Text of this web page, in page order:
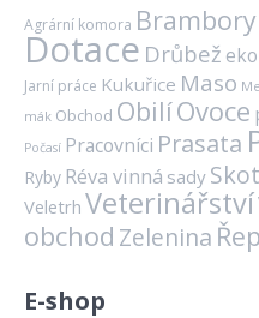
Agrární komora Brambory
Dotace Drůbež
Jarní práce Kukuřice Maso
mák Obchod ObilíOvoce
Počasí Pracovníci Prasata
Ryby Réva vinná sady Skot
Veletrh Veterinářství
obchod Zelenina
E-shop